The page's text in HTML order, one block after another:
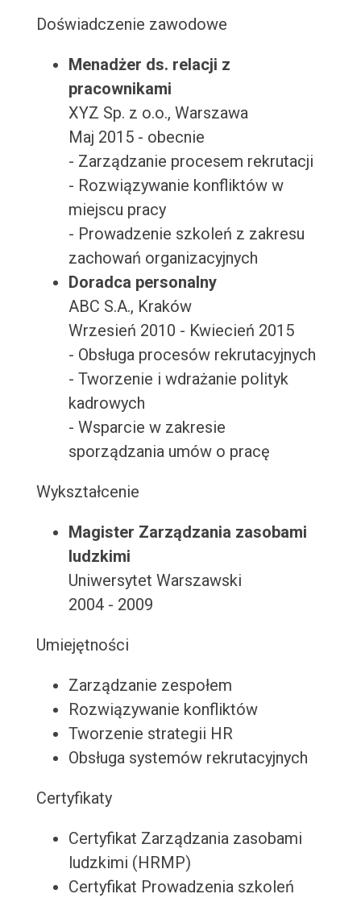
Doświadczenie zawodowe
Menadżer ds. relacji z
pracownikami
XYZ Sp. z o.o., Warszawa
Maj 2015 - obecnie
- Zarządzanie procesem rekrutacji
- Rozwiązywanie konfliktów w
miejscu pracy
- Prowadzenie szkoleń z zakresu
zachowań organizacyjnych
Doradca personalny
ABC S.A., Kraków
Wrzesień 2010 - Kwiecień 2015
- Obsługa procesów rekrutacyjnych
- Tworzenie i wdrażanie polityk
kadrowych
- Wsparcie w zakresie
sporządzania umów o pracę
Wykształcenie
Magister Zarządzania zasobami
ludzkimi
Uniwersytet Warszawski
2004 - 2009
Umiejętności
Zarządzanie zespołem
Rozwiązywanie konfliktów
Tworzenie strategii HR
Obsługa systemów rekrutacyjnych
Certyfikaty
Certyfikat Zarządzania zasobami
ludzkimi (HRMP)
Certyfikat Prowadzenia szkoleń